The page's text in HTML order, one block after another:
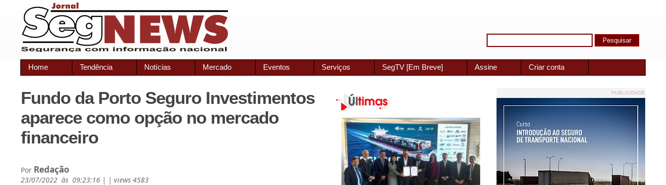
Home Tendência Notícias Mercado Eventos Serviços SegTV [Em Breve] Assine Criar conta
Fundo da Porto Seguro Investimentos
aparece como opção no mercado
financeiro
Por Redação
23/07/2022 às 09:23:16 | | views 4583
PUBLICIDADE